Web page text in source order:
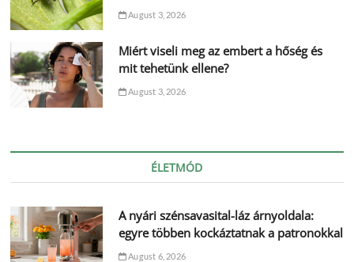
August 3, 2026
Miért viseli meg az embert a hőség és
mit tehetünk ellene?
August 3, 2026
ÉLETMÓD
A nyári szénsavasital-láz árnyoldala:
egyre többen kockáztatnak a patronokkal
August 6, 2026